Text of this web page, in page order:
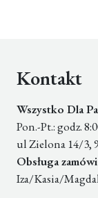
Kontakt
Wszystko Dla
Pon.-Pt.: godz.
ul Zielona 14/3,
Obsługa
Iza/Kasia/